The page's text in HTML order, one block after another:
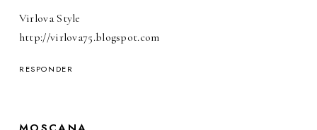
Virlova Style
http://virlova75.blogspot.com
RESPONDER